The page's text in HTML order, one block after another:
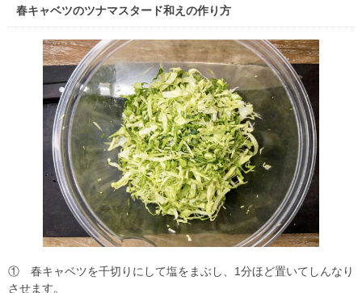
春キャベツのツナマスタード和えの作り方
① 春キャベツを千切りにして塩をまぶし、1分ほど置いてしんなり
させます。